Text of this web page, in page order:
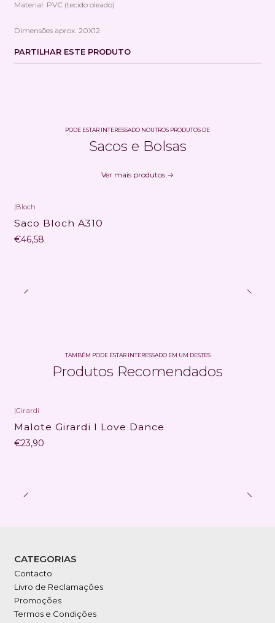
Material: PVC (tecido oleado)
Dimensões aprox. 20X12
PARTILHAR ESTE PRODUTO
PODE ESTAR INTERESSADO NOUTROS PRODUTOS DE
Sacos e Bolsas
Ver mais produtos
|Bloch
Saco Bloch A310
€46,58
TAMBÉM PODE ESTAR INTERESSADO EM UM DESTES
Produtos Recomendados
|Girardi
Malote Girardi I Love Dance
€23,90
CATEGORIAS
Contacto
Livro de Reclamações
Promoções
Termos e Condições